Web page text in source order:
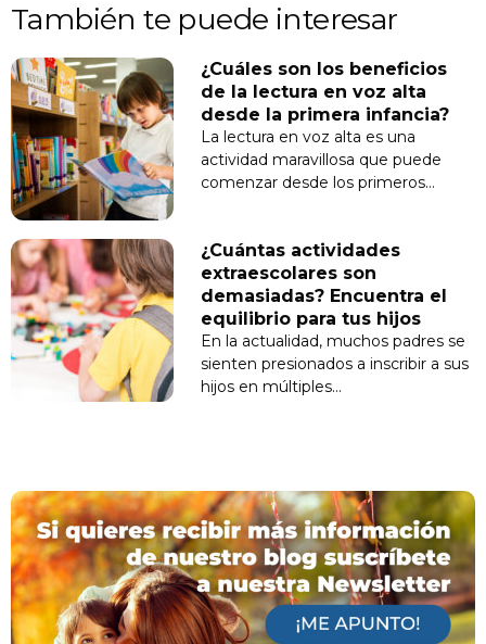
También te puede interesar
¿Cuáles son los beneficios
de la lectura en voz alta
desde la primera infancia?
La lectura en voz alta es una
actividad maravillosa que puede
comenzar desde los primeros…
¿Cuántas actividades
extraescolares son
demasiadas? Encuentra el
equilibrio para tus hijos
En la actualidad, muchos padres se
sienten presionados a inscribir a sus
hijos en múltiples…